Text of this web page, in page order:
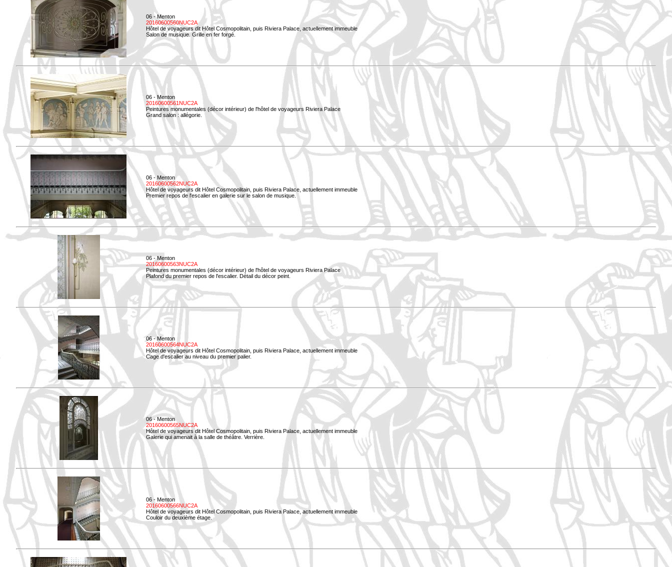
06 - Menton
20160600560NUC2A
Hôtel de voyageurs dit Hôtel Cosmopolitain, puis Riviera Palace, actuellement immeuble
Salon de musique. Grille en fer forgé.
06 - Menton
20160600561NUC2A
Peintures monumentales (décor intérieur) de l'hôtel de voyageurs Riviera Palace
Grand salon : allégorie.
06 - Menton
20160600562NUC2A
Hôtel de voyageurs dit Hôtel Cosmopolitain, puis Riviera Palace, actuellement immeuble
Premier repos de l'escalier en galerie sur le salon de musique.
06 - Menton
20160600563NUC2A
Peintures monumentales (décor intérieur) de l'hôtel de voyageurs Riviera Palace
Plafond du premier repos de l'escalier. Détail du décor peint.
06 - Menton
20160600564NUC2A
Hôtel de voyageurs dit Hôtel Cosmopolitain, puis Riviera Palace, actuellement immeuble
Cage d'escalier au niveau du premier palier.
06 - Menton
20160600565NUC2A
Hôtel de voyageurs dit Hôtel Cosmopolitain, puis Riviera Palace, actuellement immeuble
Galerie qui amenait à la salle de théâtre. Verrière.
06 - Menton
20160600566NUC2A
Hôtel de voyageurs dit Hôtel Cosmopolitain, puis Riviera Palace, actuellement immeuble
Couloir du deuxième étage.